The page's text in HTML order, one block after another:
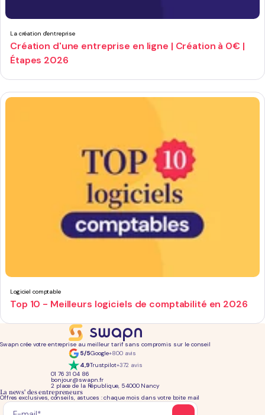
La création d'entreprise
Création d'une entreprise en ligne | Création à 0€ |
Étapes 2026
Logiciel comptable
Top 10 - Meilleurs logiciels de comptabilité en 2026
Swapn crée votre entreprise au meilleur tarif sans compromis sur le conseil
5/5Google+800 avis
4,9Trustpilot+372 avis
01 76 31 04 86
bonjour@swapn.fr
2 place de la République, 54000 Nancy
La news' des entrepreneurs
Offres exclusives, conseils, astuces : chaque mois dans votre boite mail